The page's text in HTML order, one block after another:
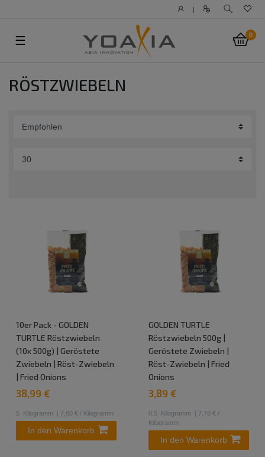
|
0
☰
RÖSTZWIEBELN
10er Pack - GOLDEN
TURTLE Röstzwiebeln
(10x 500g) | Geröstete
Zwiebeln | Röst-Zwiebeln
| Fried Onions
38,99 €
5 Kilogramm | 7,80 € / Kilogramm
In den Warenkorb
GOLDEN TURTLE
Röstzwiebeln 500g |
Geröstete Zwiebeln |
Röst-Zwiebeln | Fried
Onions
3,89 €
0.5 Kilogramm
| 7,78 € /
Kilogramm
In den Warenkorb